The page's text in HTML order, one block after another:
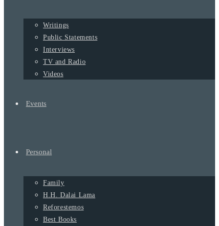
Writings
Public Statements
Interviews
TV and Radio
Videos
Events
Personal
Family
H.H. Dalai Lama
Reforestemos
Best Books